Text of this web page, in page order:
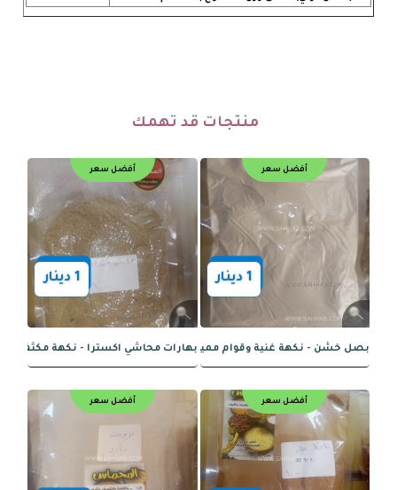
منتجات قد تهمك